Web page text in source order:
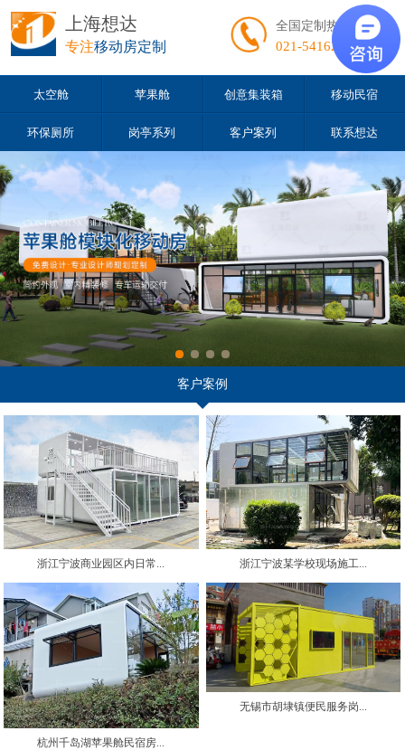
上海想达
专注移动房定制
全国定制热线
021-54162163
太空舱 苹果舱 创意集装箱 移动民宿
环保厕所 岗亭系列 客户案列 联系想达
客户案例
浙江宁波商业园区内日常... 浙江宁波某学校现场施工...
杭州千岛湖苹果舱民宿房...
无锡市胡埭镇便民服务岗...